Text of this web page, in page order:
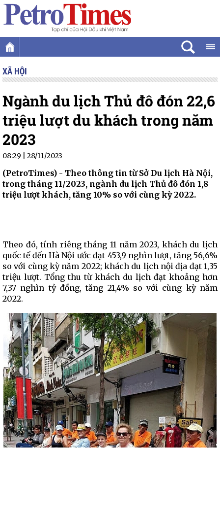
XÃ HỘI
Ngành du lịch Thủ đô đón 22,6
triệu lượt du khách trong năm
2023
08:29 | 28/11/2023
(PetroTimes) - Theo thông tin từ Sở Du lịch Hà Nội,
trong tháng 11/2023, ngành du lịch Thủ đô đón 1,8
triệu lượt khách, tăng 10% so với cùng kỳ 2022.
Theo đó, tính riêng tháng 11 năm 2023, khách du lịch
quốc tế đến Hà Nội ước đạt 453,9 nghìn lượt, tăng 56,6%
so với cùng kỳ năm 2022; khách du lịch nội địa đạt 1,35
triệu lượt. Tổng thu từ khách du lịch đạt khoảng hơn
7,37 nghìn tỷ đồng, tăng 21,4% so với cùng kỳ năm
2022.